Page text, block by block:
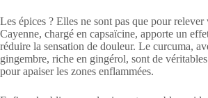
Les épices ? Elles ne sont pas que pour
Cayenne, chargé en capsaïcine, apporte un
réduire la sensation de douleur. Le curcuma,
gingembre, riche en gingérol, sont de
pour apaiser les zones enflammées.